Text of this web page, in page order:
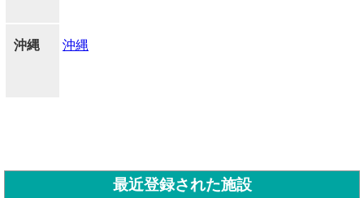
沖縄 沖縄
最近登録された施設